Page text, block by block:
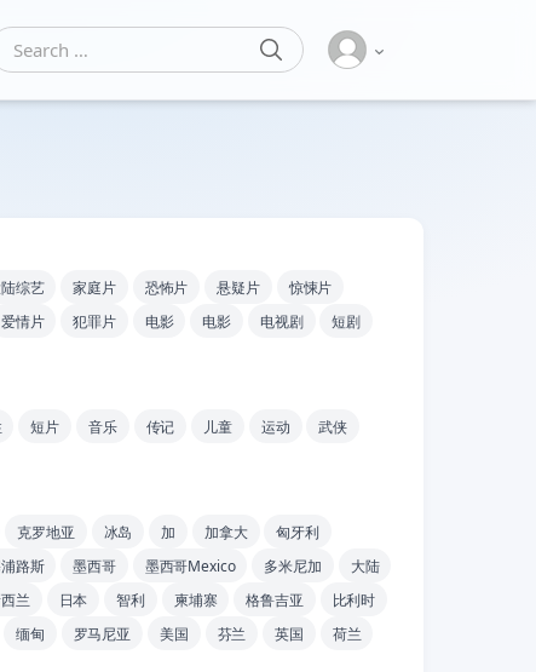
for:
SEARCH
综艺 家庭片 恐怖片 悬疑片
惊悚片
爱情片 犯罪片 电影 电影 电视剧
短剧
短片 音乐 传记 儿童 运动
武侠
克罗地亚 冰岛 加 加拿大
匈牙利
路斯 墨西哥 墨西哥Mexico 多米尼加
大陆
兰 日本 智利 柬埔寨 格鲁吉亚
比利时
缅甸 罗马尼亚 美国 芬兰 英国
荷兰